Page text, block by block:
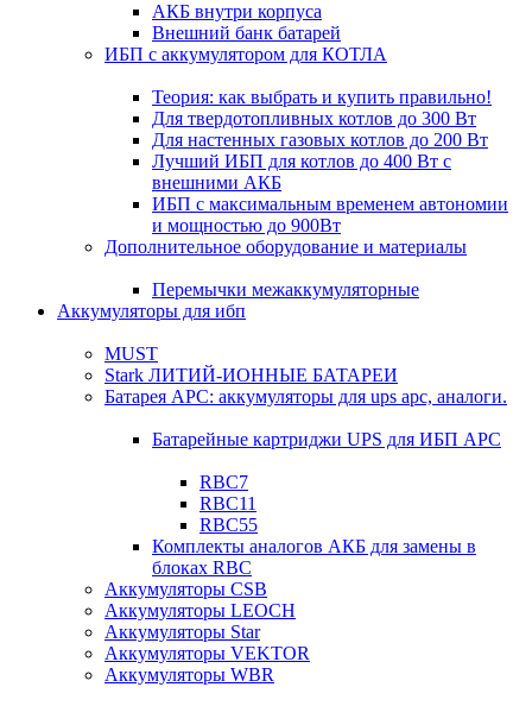
АКБ внутри корпуса
Внешний банк батарей
ИБП с аккумулятором для КОТЛА
Теория: как выбрать и купить правильно!
Для твердотопливных котлов до 300 Вт
Для настенных газовых котлов до 200 Вт
Лучший ИБП для котлов до 400 Вт с
внешними АКБ
ИБП с максимальным временем автономии
и мощностью до 900Вт
Дополнительное оборудование и материалы
Перемычки межаккумуляторные
Аккумуляторы для ибп
MUST
Stark ЛИТИЙ-ИОННЫЕ БАТАРЕИ
Батарея APC: аккумуляторы для ups apc, аналоги.
Батарейные картриджи UPS для ИБП APC
RBC7
RBC11
RBC55
Комплекты аналогов АКБ для замены в
блоках RBC
Аккумуляторы CSB
Аккумуляторы LEOCH
Аккумуляторы Star
Аккумуляторы VEKTOR
Аккумуляторы WBR